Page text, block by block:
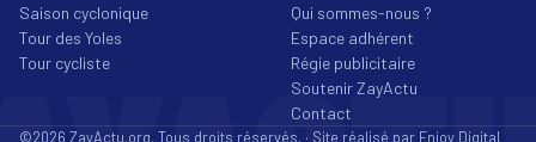
Saison cyclonique
Tour des Yoles
Tour cycliste
Qui sommes-nous ?
Espace adhérent
Régie publicitaire
Soutenir ZayActu
Contact
©2026 ZayActu.org. Tous droits réservés. · Site réalisé par Enjoy Digital